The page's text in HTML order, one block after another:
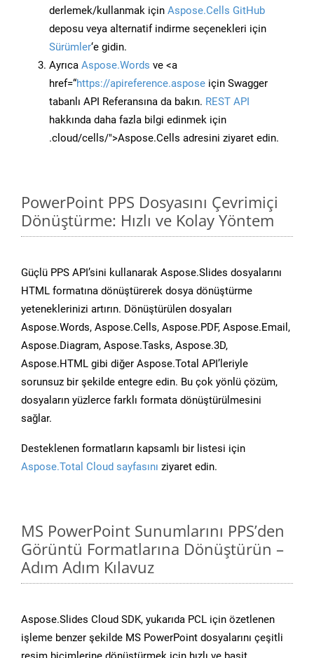
derlemek/kullanmak için Aspose.Cells GitHub
deposu veya alternatif indirme seçenekleri için
Sürümler‘e gidin.
Ayrıca Aspose.Words ve <a
href=“https://apireference.aspose için Swagger
tabanlı API Referansına da bakın. REST API
hakkında daha fazla bilgi edinmek için
.cloud/cells/">Aspose.Cells adresini ziyaret edin.
PowerPoint PPS Dosyasını Çevrimiçi
Dönüştürme: Hızlı ve Kolay Yöntem
Güçlü PPS API’sini kullanarak Aspose.Slides dosyalarını
HTML formatına dönüştürerek dosya dönüştürme
yeteneklerinizi artırın. Dönüştürülen dosyaları
Aspose.Words, Aspose.Cells, Aspose.PDF, Aspose.Email,
Aspose.Diagram, Aspose.Tasks, Aspose.3D,
Aspose.HTML gibi diğer Aspose.Total API’leriyle
sorunsuz bir şekilde entegre edin. Bu çok yönlü çözüm,
dosyaların yüzlerce farklı formata dönüştürülmesini
sağlar.
Desteklenen formatların kapsamlı bir listesi için
Aspose.Total Cloud sayfasını ziyaret edin.
MS PowerPoint Sunumlarını PPS’den
Görüntü Formatlarına Dönüştürün –
Adım Adım Kılavuz
Aspose.Slides Cloud SDK, yukarıda PCL için özetlenen
işleme benzer şekilde MS PowerPoint dosyalarını çeşitli